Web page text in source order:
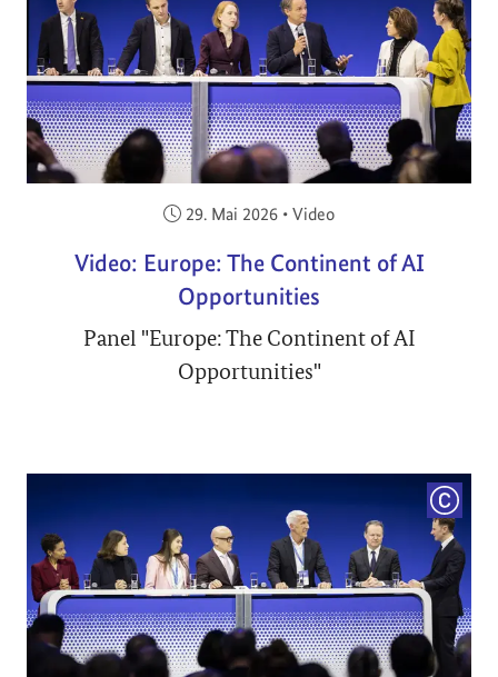
Veröffentlicht am:
29. Mai 2026 • Video
Video: Europe: The Continent of AI
Opportunities
Panel "Europe: The Continent of AI
Opportunities"